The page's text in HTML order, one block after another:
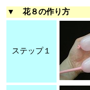
▼ 花８の作り方
ステップ１